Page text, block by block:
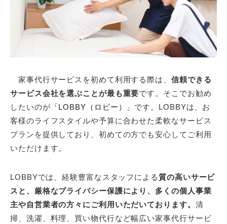
家事代行サービスを初めて利用する際は、 信頼できる
サービス会社を選ぶことが最も重要です。そこでお勧め
したいのが 「LOBBY（ロビー）」 です。LOBBYは、お
客様のライフスタイルや予算に合わせた柔軟なサービス
プランを提供しており、初めての方でも安心してご利用
いただけます。
LOBBYでは、経験豊富なスタッフによる質の高いサービ
スと、厳格なプライバシー保護により、多くの個人事業
主や自営業者の方々にご利用いただいております。 清
掃、洗濯、料理、買い物代行など幅広い家事代行サービ